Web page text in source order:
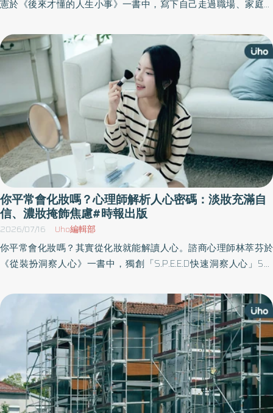
憲於《後來才懂的人生小事》一書中，寫下自己走過職場、家庭、
常小事出發：如何不留遺憾地活、如何勇敢走出舒適圈、如何持續
往前、如何把自己的好分享給別人，重新找回人生最踏實的力量。
以下為原書摘文：
你平常會化妝嗎？心理師解析人心密碼：淡妝充滿自
信、濃妝掩飾焦慮#時報出版
2026/07/16 Uho編輯部
你平常會化妝嗎？其實從化妝就能解讀人心。諮商心理師林萃芬於
《從裝扮洞察人心》一書中，獨創「S.P.E.E.D快速洞察人心」5步
並引導讀者學會從裝扮讀懂內在心理，使人在溝通時更具溫度，在
互動中更加自在。以下為原書摘文：